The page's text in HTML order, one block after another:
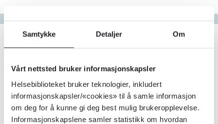
Samtykke Detaljer Om
Vårt nettsted bruker informasjonskapsler
Helsebiblioteket bruker teknologier, inkludert
informasjonskapsler/«cookies» til å samle informasjon
om deg for å kunne gi deg best mulig brukeropplevelse.
Informasjonskapslene samler statistikk om hvordan
Gå til bokstav
Filter